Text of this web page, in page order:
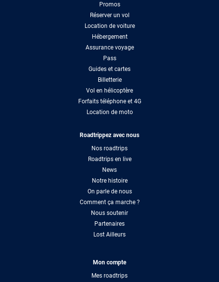
Promos
Réserver un vol
Location de voiture
Hébergement
Assurance voyage
Pass
Guides et cartes
Billetterie
Vol en hélicoptère
Forfaits téléphone et 4G
Location de moto
Roadtrippez avec nous
Nos roadtrips
Roadtrips en live
News
Notre histoire
On parle de nous
Comment ça marche ?
Nous soutenir
Partenaires
Lost Ailleurs
Mon compte
Mes roadtrips